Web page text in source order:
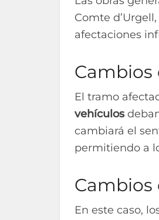
Comte
afectaciones
Cambios
El tramo
vehículos
cambiará el
permitiendo a
Cambios
En este caso,